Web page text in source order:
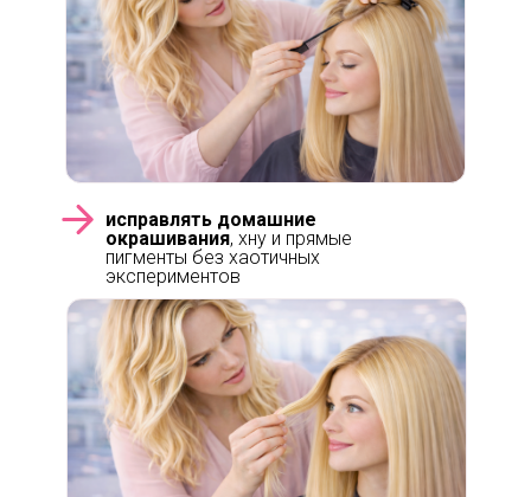
исправлять домашние
окрашивания, хну и прямые
пигменты без хаотичных
экспериментов